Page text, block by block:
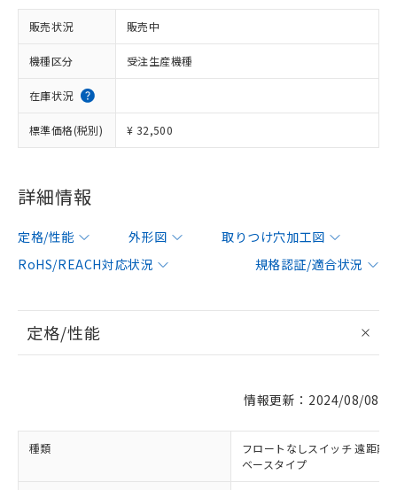
販売状況 販売中
機種区分 受注生産機種
在庫状況
標準価格(税別) ¥ 32,500
詳細情報
定格/性能 外形図
取りつけ穴加工図
RoHS/REACH対応状況
規格認証/適合状況
定格/性能
情報更新：2024/08/08
種類
フロートなしスイッチ 遠距離
ベースタイプ